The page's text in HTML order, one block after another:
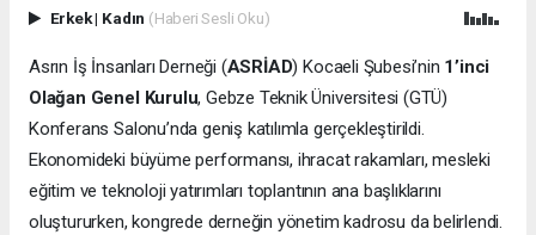
Erkek| Kadın (Haberi Sesli Oku)
Asrın İş İnsanları Derneği (ASRİAD) Kocaeli Şubesi’nin 1’inci
Olağan Genel Kurulu, Gebze Teknik Üniversitesi (GTÜ)
Konferans Salonu’nda geniş katılımla gerçekleştirildi.
Ekonomideki büyüme performansı, ihracat rakamları, mesleki
eğitim ve teknoloji yatırımları toplantının ana başlıklarını
oluştururken, kongrede derneğin yönetim kadrosu da belirlendi.